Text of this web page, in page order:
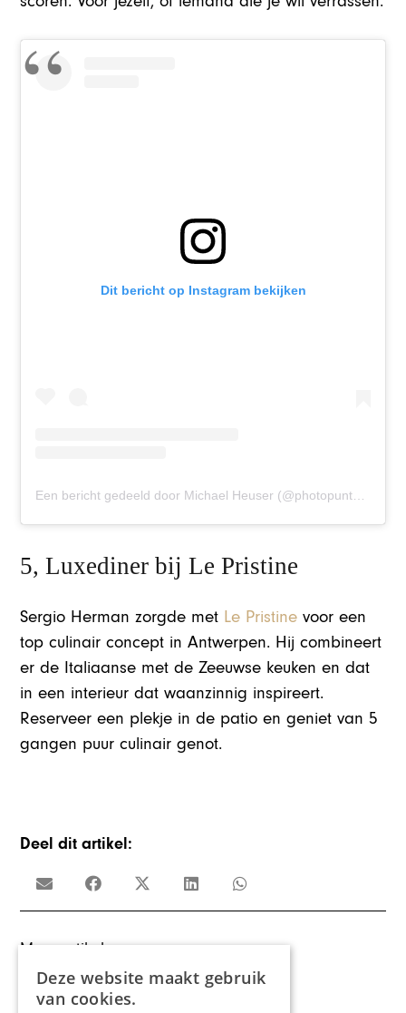
Dit bericht op Instagram bekijken
Een bericht gedeeld door Michael Heuser (@photopuntbe)
5, Luxediner bij Le Pristine
Sergio Herman zorgde met Le Pristine voor een
top culinair concept in Antwerpen. Hij combineert
er de Italiaanse met de Zeeuwse keuken en dat
in een interieur dat waanzinnig inspireert.
Reserveer een plekje in de patio en geniet van 5
gangen puur culinair genot.
Deel dit artikel:
Meer artikelen over:
Liens Travel,Reizen,Travel
Deze website maakt gebruik
van cookies.